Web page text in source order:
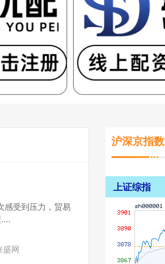
感受到压力，贸易
盛网
沪深京指数
上证综指